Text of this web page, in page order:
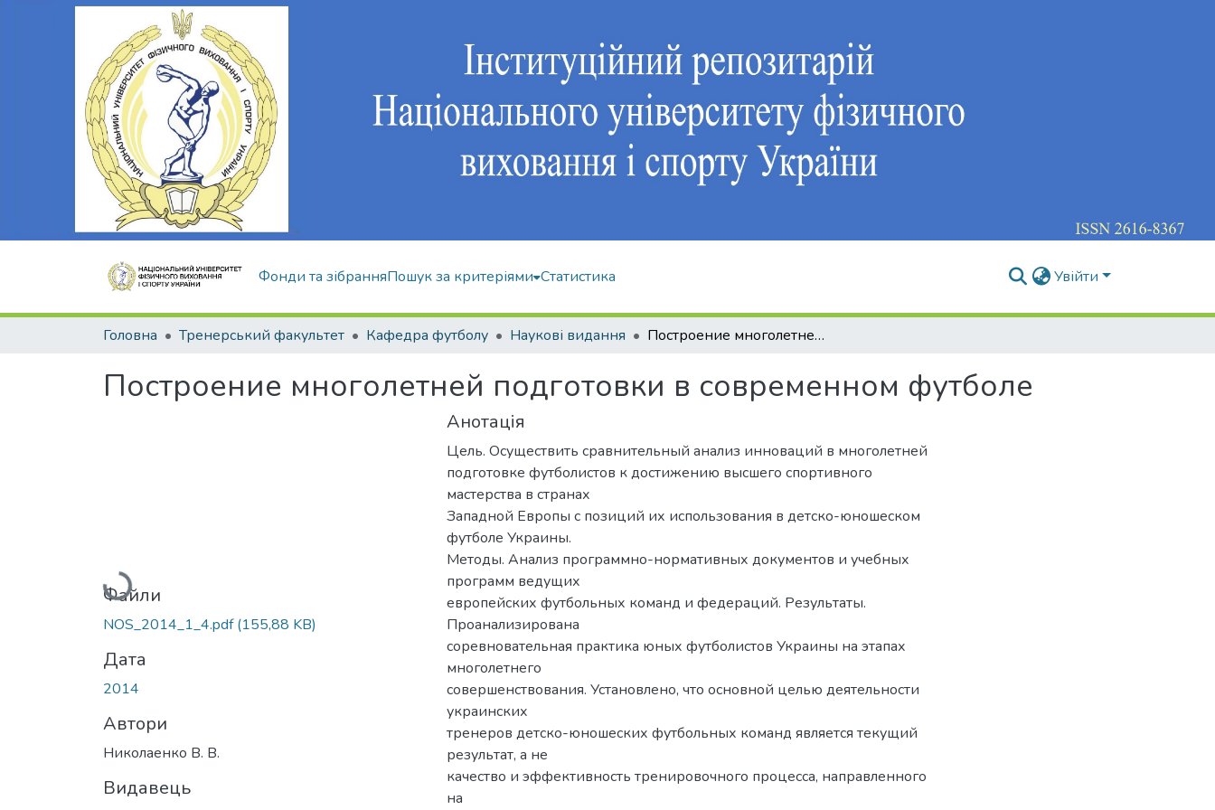
Фонди та зібранняПошук за критеріями Статистика Увійти
Головна Тренерський факультет Кафедра футболу Наукові видання Построение многолетней подготовки в современном футболе
Построение многолетней подготовки в современном футболе
Вантажиться...
Файли
NOS_2014_1_4.pdf(155,88 KB)
Дата
2014
Автори
Николаенко В. В.
Видавець
Анотація
Цель. Осуществить сравнительный анализ инноваций в многолетней
подготовке футболистов к достижению высшего спортивного
мастерства в странах
Западной Европы с позиций их использования в детско-юношеском
футболе Украины.
Методы. Анализ программно-нормативных документов и учебных
программ ведущих
европейских футбольных команд и федераций. Результаты.
Проанализирована
соревновательная практика юных футболистов Украины на этапах
многолетнего
совершенствования. Установлено, что основной целью деятельности
украинских
тренеров детско-юношеских футбольных команд является текущий
результат, а не
качество и эффективность тренировочного процесса, направленного
на